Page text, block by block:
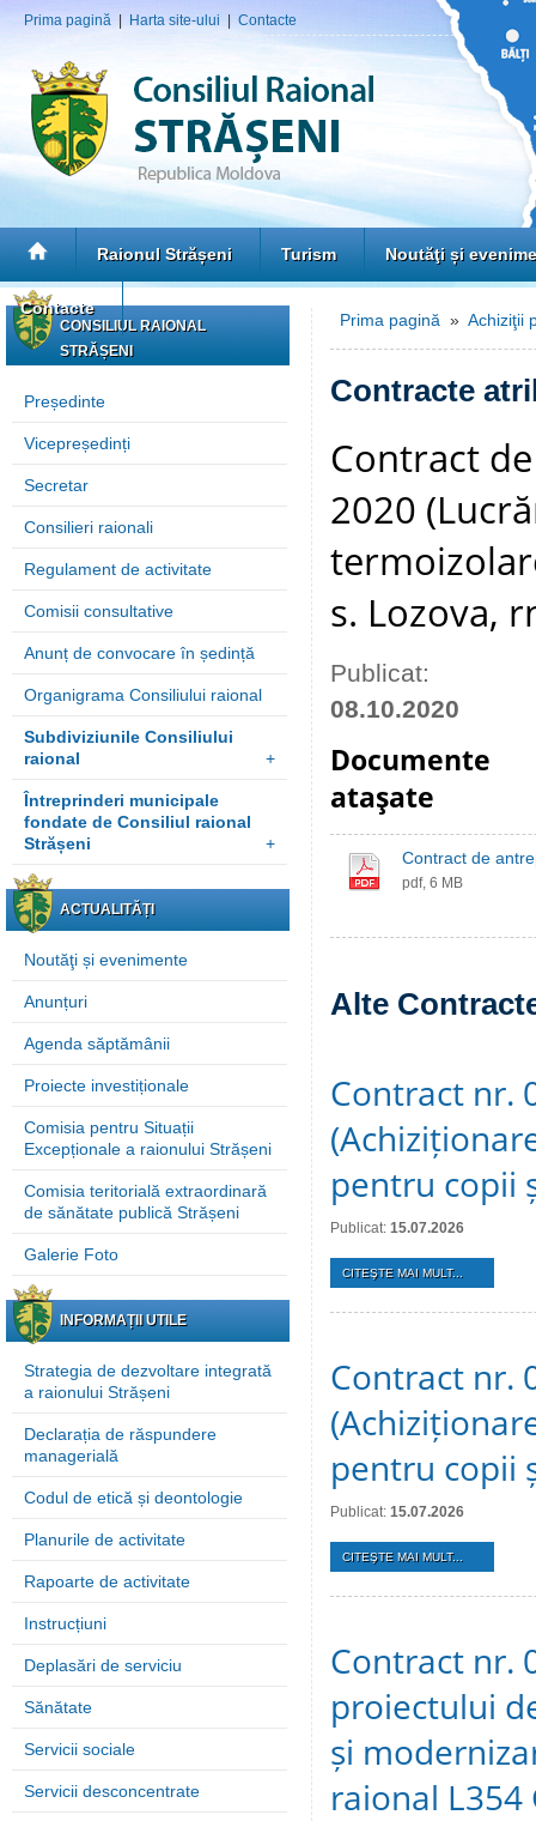
Prima pagină Harta site-ului Contacte
Raionul Strășeni Turism Noutăţi și
Contacte
CONSILIUL RAIONAL
STRĂȘENI
Președinte
Vicepreședinți
Secretar
Consilieri raionali
Regulament de activitate
Comisii consultative
Anunț de convocare în ședință
Organigrama Consiliului raional
Subdiviziunile Consiliului
raional
+
Întreprinderi municipale
fondate de Consiliul raional
Strășeni
+
ACTUALITĂȚI
Noutăţi și evenimente
Anunțuri
Agenda săptămânii
Proiecte investiționale
Comisia pentru Situații
Excepționale a raionului Strășeni
Comisia teritorială extraordinară
de sănătate publică Strășeni
Galerie Foto
INFORMAȚII UTILE
Strategia de dezvoltare integrată
a raionului Strășeni
Declarația de răspundere
managerială
Codul de etică și deontologie
Planurile de activitate
Rapoarte de activitate
Instrucțiuni
Deplasări de serviciu
Sănătate
Servicii sociale
Servicii desconcentrate
Prima pagină » Achiziţii
Contracte
Contract
2020
s. Lozova,
Publicat:
08.10.2020
Documente
ataşate
Contract de
pdf, 6 MB
Alte
Contract nr.
pentru copii
Publicat: 15.07.2026
CITEŞTE MAI MULT...
Contract nr.
pentru copii
Publicat: 15.07.2026
CITEŞTE MAI MULT...
Contract nr.
proiectului
și
raional L354